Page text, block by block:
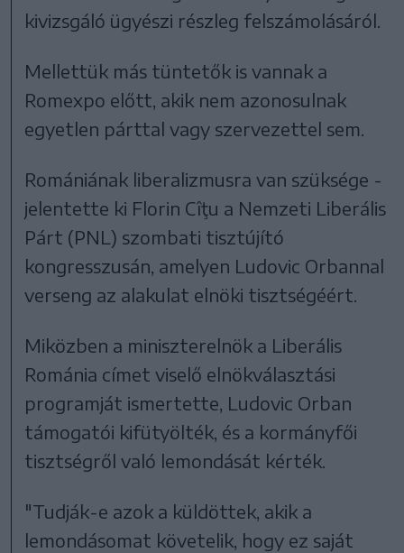
kivizsgáló ügyészi részleg felszámolásáról.
Mellettük más tüntetők is vannak a
Romexpo előtt, akik nem azonosulnak
egyetlen párttal vagy szervezettel sem.
Romániának liberalizmusra van szüksége -
jelentette ki Florin Cîţu a Nemzeti Liberális
Párt (PNL) szombati tisztújító
kongresszusán, amelyen Ludovic Orbannal
verseng az alakulat elnöki tisztségéért.
Miközben a miniszterelnök a Liberális
Románia címet viselő elnökválasztási
programját ismertette, Ludovic Orban
támogatói kifütyölték, és a kormányfői
tisztségről való lemondását kérték.
"Tudják-e azok a küldöttek, akik a
lemondásomat követelik, hogy ez saját